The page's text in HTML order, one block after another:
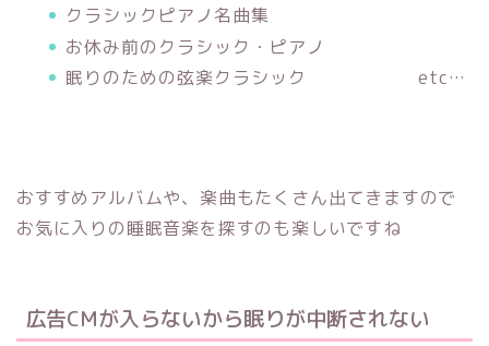
クラシックピアノ名曲集
お休み前のクラシック・ピアノ
眠りのための弦楽クラシック etc…
おすすめアルバムや、楽曲もたくさん出てきますので
お気に入りの睡眠音楽を探すのも楽しいですね
広告CMが入らないから眠りが中断されない